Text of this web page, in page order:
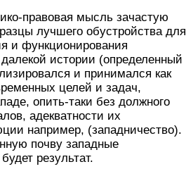
правовая мысль зачастую
лучшего обустройства для
и функционирования
истории (определенный
и принимался как
целей и задач,
опить-таки без должного
адекватности их
например, (западничество).
почву западные
результат.